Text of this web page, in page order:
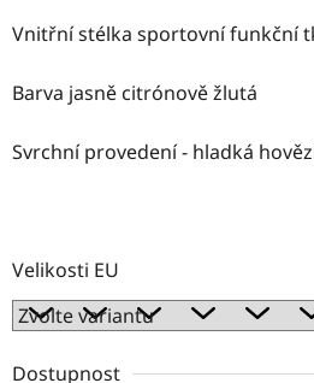
Vnitřní stélka sportovní funkční
Barva jasně citrónově žlutá
Svrchní provedení - hladká
Velikosti EU
Dostupnost